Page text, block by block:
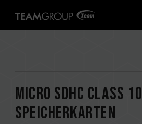
Micro SDHC CLASS 10
Speicherkarten